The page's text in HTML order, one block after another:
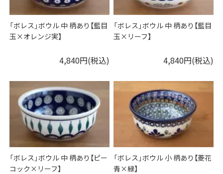
「ボレス」ボウル 中 柄あり【藍目
玉×オレンジ実】
4,840円(税込)
「ボレス」ボウル 中 柄あり【藍目
玉×リーフ】
4,840円(税込)
「ボレス」ボウル 中 柄あり【ピー
コック×リーフ】
「ボレス」ボウル 小 柄あり【菱花
青×緑】